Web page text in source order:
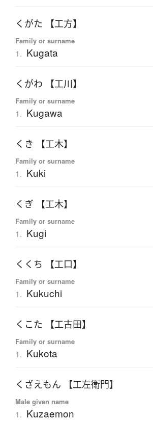
くがた 【工方】
Family or surname
1. Kugata
くがわ 【工川】
Family or surname
1. Kugawa
くき 【工木】
Family or surname
1. Kuki
くぎ 【工木】
Family or surname
1. Kugi
くくち 【工口】
Family or surname
1. Kukuchi
くこた 【工古田】
Family or surname
1. Kukota
くざえもん 【工左衛門】
Male given name
1. Kuzaemon